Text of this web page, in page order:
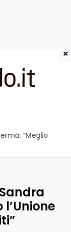
“Meglio
×